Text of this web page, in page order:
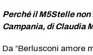
Perché il M5Stelle
Campania, di Claudia
Da “Berlusconi amore